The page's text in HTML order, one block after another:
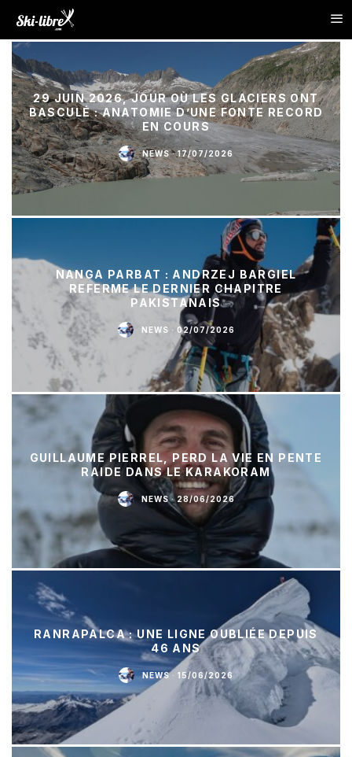
29 JUIN 2026, JOUR OÙ LES GLACIERS ONT
BASCULÉ : ANATOMIE D’UNE FONTE RECORD
EN COURS
NEWS · 17/07/2026
NANGA PARBAT : ANDRZEJ BARGIEL
REFERME LE DERNIER CHAPITRE
PAKISTANAIS
NEWS · 02/07/2026
GUILLAUME PIERREL, PERD LA VIE EN PENTE
RAIDE DANS LE KARAKORAM
NEWS · 28/06/2026
RANRAPALCA : UNE LIGNE OUBLIÉE DEPUIS
46 ANS
NEWS · 15/06/2026